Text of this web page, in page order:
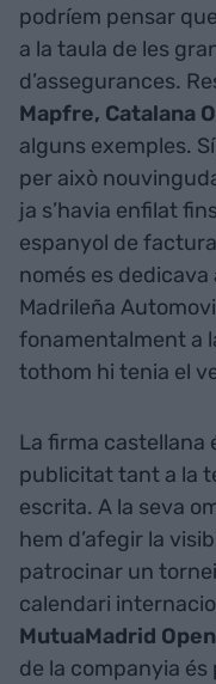
podríem pensar
a la taula de les
d’assegurances.
Mapfre, Catalana
alguns exemples.
per això
ja s’havia enfilat
espanyol de
només es
Madrileña
fonamentalment a
tothom hi tenia el
La firma castellana
publicitat tant a la
escrita. A la seva
hem d’afegir la
patrocinar un
calendari
MutuaMadrid Open
de la companyia